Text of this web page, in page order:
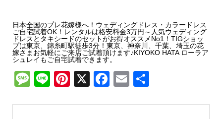
日本全国のプレ花嫁様へ！ウェディングドレス・カラードレス
ご自宅試着OK！レンタルは格安料金3万円～人気ウェディング
ドレスとタキシードのセットがお得オススメNo1！TIGショッ
プは東京、錦糸町駅徒歩3分！東京、神奈川、千葉、埼玉の花
嫁さまお気軽にご来店ご試着頂けます♪KIYOKO HATA ローラア
シュレイもご自宅試着できます。
Message
LinePinterest
X Facebook
Email